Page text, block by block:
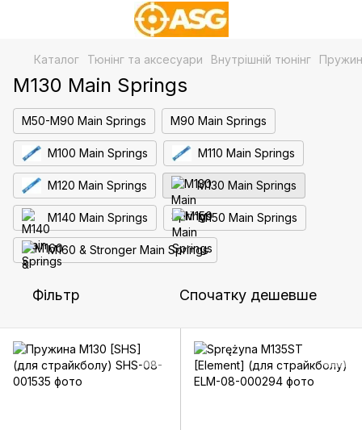
Каталог Тюнінг та аксесуари Внутрішній тюнінг
M130 Main Springs
M50-M90 Main Springs M90 Main Springs
M100 Main Springs M110 Main Springs
M120 Main Springs M130 Main Springs
M140 Main Springs M150 Main Springs
M160 & Stronger Main Springs
Фільтр Спочатку дешевше